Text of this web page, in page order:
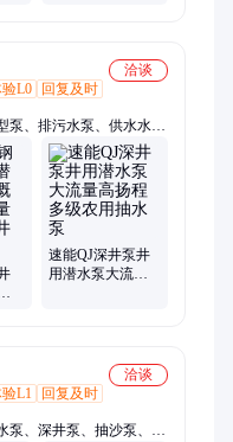
洽谈
L0
回复及时
泵、排污水泵、供水水
计量泵、离心泵、排污
潜污泵、铸铁机械驱动
速能QJ深井泵井
用潜水泵大流量
洽谈
L1
回复及时
泵、深井泵、抽沙泵、耐